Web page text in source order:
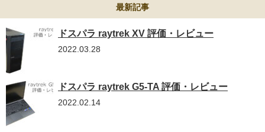
最新記事
ドスパラ raytrek XV 評価・レビュー
2022.03.28
ドスパラ raytrek G5-TA 評価・レビュー
2022.02.14